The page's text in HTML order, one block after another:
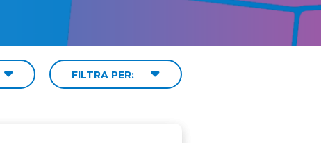
FILTRA PER: